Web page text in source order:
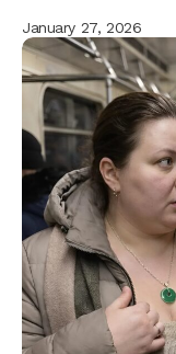
January 27, 2026